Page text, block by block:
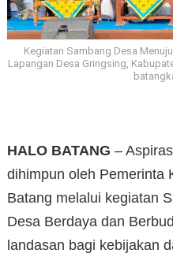
Kegiatan Sambang Desa
Lapangan Desa Gringsing,
HALO BATANG –
dihimpun oleh Pemerinta
Batang melalui kegiatan
Desa Berdaya dan
landasan bagi kebijakan